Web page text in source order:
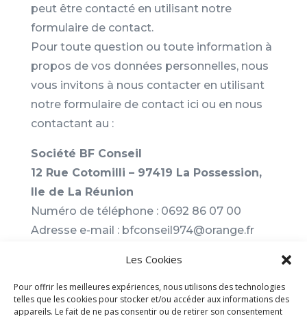
Les Cookies
Pour offrir les meilleures expériences, nous utilisons des technologies
telles que les cookies pour stocker et/ou accéder aux informations des
appareils. Le fait de ne pas consentir ou de retirer son consentement
peut être contacté en utilisant notre
formulaire de contact.
Pour toute question ou toute information à
propos de vos données personnelles, nous
vous invitons à nous contacter en utilisant
notre formulaire de contact ici ou en nous
contactant au :
Société BF Conseil
12 Rue Cotomilli – 97419 La Possession,
Ile de La Réunion
Numéro de téléphone : 0692 86 07 00
Adresse e-mail : bfconseil974@orange.fr